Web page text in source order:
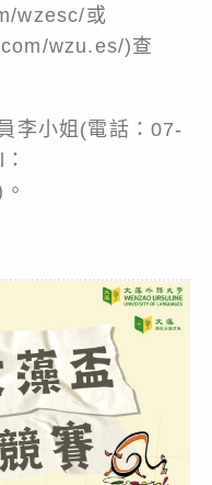
wzesc/或
wzu.es/)查
李小姐(電話：07-